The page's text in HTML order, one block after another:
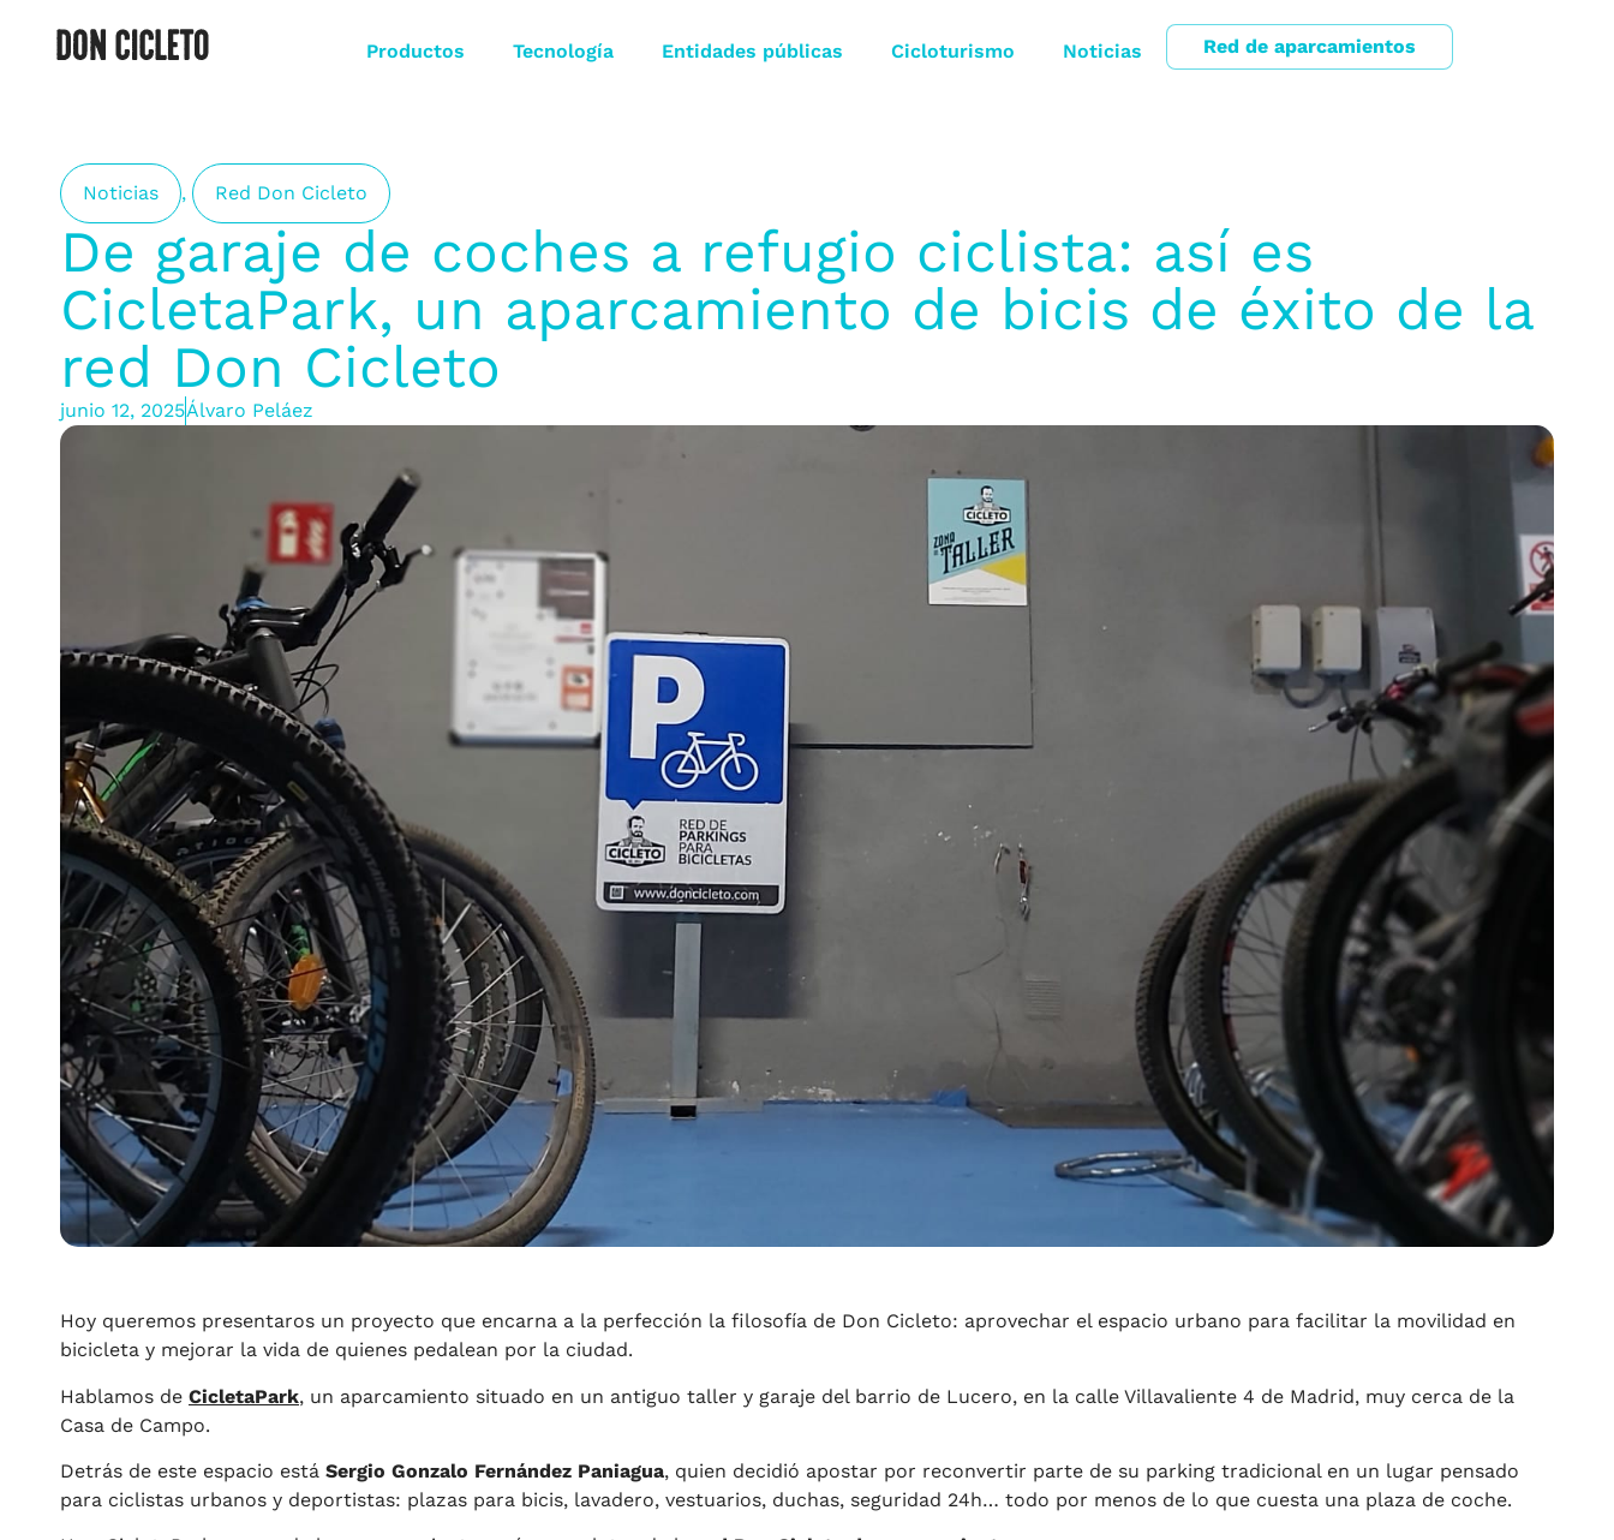
Productos Tecnología Entidades públicas Cicloturismo Noticias Red de aparcamientos
Noticias , Red Don Cicleto
De garaje de coches a refugio ciclista: así es
CicletaPark, un aparcamiento de bicis de éxito de la
red Don Cicleto
junio 12, 2025Álvaro Peláez
Hoy queremos presentaros un proyecto que encarna a la perfección la filosofía de Don Cicleto: aprovechar el espacio urbano para facilitar la movilidad en
bicicleta y mejorar la vida de quienes pedalean por la ciudad.
Hablamos de CicletaPark, un aparcamiento situado en un antiguo taller y garaje del barrio de Lucero, en la calle Villavaliente 4 de Madrid, muy cerca de la
Casa de Campo.
Detrás de este espacio está Sergio Gonzalo Fernández Paniagua, quien decidió apostar por reconvertir parte de su parking tradicional en un lugar pensado
para ciclistas urbanos y deportistas: plazas para bicis, lavadero, vestuarios, duchas, seguridad 24h… todo por menos de lo que cuesta una plaza de coche.